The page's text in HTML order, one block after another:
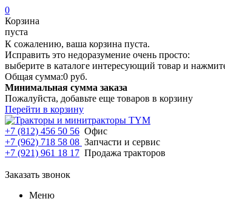
0
Корзина
пуста
К сожалению, ваша корзина пуста.
Исправить это недоразумение очень просто:
выберите в каталоге интересующий товар и
Общая сумма:0 руб.
Минимальная сумма заказа
Пожалуйста, добавьте еще товаров в корзину
Перейти в корзину
+7 (812) 456 50 56 Офис
+7 (962) 718 58 08 Запчасти и сервис
+7 (921) 961 18 17 Продажа тракторов
Заказать звонок
Меню